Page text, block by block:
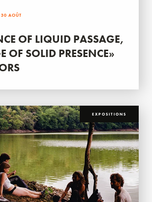
AOÛT
OF LIQUID PASSAGE,
OF SOLID PRESENCE»
EXPOSITIONS